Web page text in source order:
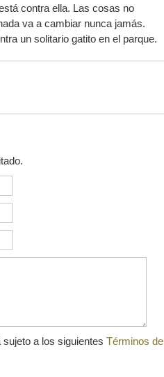
contra ella. Las cosas no
va a cambiar nunca jamás.
un solitario gatito en el parque.
a los siguientes Términos de